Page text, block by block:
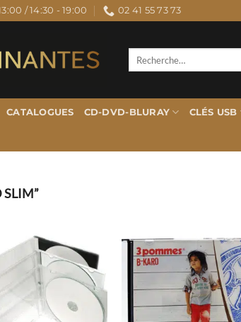
/ 14:30 - 19:00 02 41 55 73 73
CATALOGUES CD-DVD-BLURAY CLÉS USB
SLIM”